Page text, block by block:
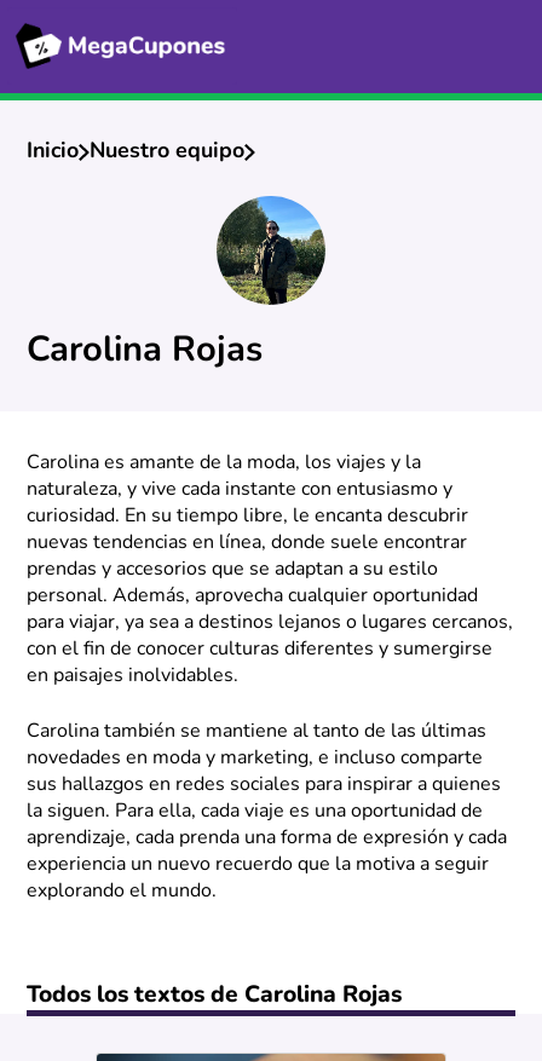
Inicio Nuestro equipo
Carolina Rojas
Carolina es amante de la moda, los viajes y la
naturaleza, y vive cada instante con entusiasmo y
curiosidad. En su tiempo libre, le encanta descubrir
nuevas tendencias en línea, donde suele encontrar
prendas y accesorios que se adaptan a su estilo
personal. Además, aprovecha cualquier oportunidad
para viajar, ya sea a destinos lejanos o lugares cercanos,
con el fin de conocer culturas diferentes y sumergirse
en paisajes inolvidables.
Carolina también se mantiene al tanto de las últimas
novedades en moda y marketing, e incluso comparte
sus hallazgos en redes sociales para inspirar a quienes
la siguen. Para ella, cada viaje es una oportunidad de
aprendizaje, cada prenda una forma de expresión y cada
experiencia un nuevo recuerdo que la motiva a seguir
explorando el mundo.
Todos los textos de Carolina Rojas